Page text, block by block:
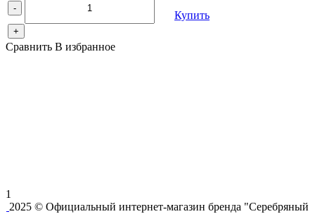
-
+
Купить
Сравнить В избранное
1
2025 © Официальный интернет-магазин бренда "Серебряный